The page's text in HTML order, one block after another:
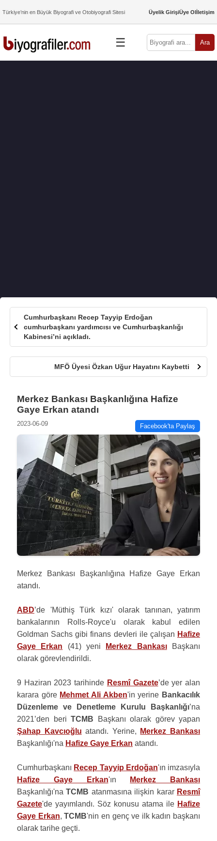
Türkiye’nin en Büyük Biyografi ve Otobiyografi Sitesi Üyelik GirişiÜye Olİletişim
☰ Ara
Cumhurbaşkanı Recep Tayyip Erdoğan
cumhurbaşkanı yardımcısı ve Cumhurbaşkanlığı
Kabinesi’ni açıkladı.
MFÖ Üyesi Özkan Uğur Hayatını Kaybetti
Merkez Bankası Başkanlığına Hafize
Gaye Erkan atandı
2023-06-09 Facebook'ta Paylaş
Merkez Bankası Başkanlığına Hafize Gaye Erkan
atandı.
ABD’de 'Müthiş Türk kızı' olarak tanınan, yatırım
bankalarının Rolls-Royce'u olarak kabul edilen
Goldman Sachs gibi finans devleri ile çalışan Hafize
Gaye Erkan (41) yeni Merkez BankasıBaşkanı
olarak görevlendirildi.
9 Haziran 2023 tarihinde Resmî Gazete’de yer alan
karara göre Mehmet Ali Akben'in yerine Bankacılık
Düzenleme ve Denetleme Kurulu Başkanlığı’na
2021’den beri TCMB Başkanı olarak görev yapan
Şahap Kavcıoğlu atandı. Yerine,
Merkez Bankası
Başkanlığı'na Hafize Gaye Erkan atandı.
Cumhurbaşkanı Recep Tayyip Erdoğan'ın imzasıyla
Hafize Gaye Erkan'ın
Merkez Bankası
Başkanlığı'naTCMB atanmasına ilişkin karar Resmî
Gazete'de yayımlandı. Söz konusu atama ile Hafize
Gaye Erkan,TCMB'nin en genç ve ilk kadın başkanı
olarak tarihe geçti.